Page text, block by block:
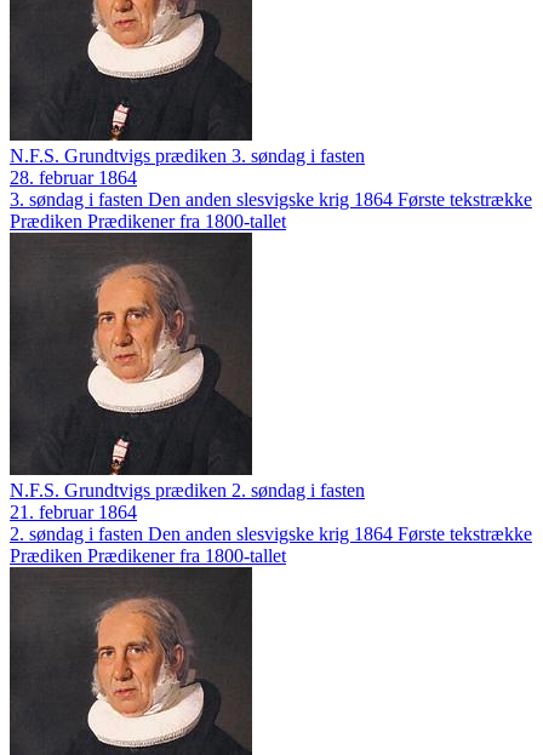
N.F.S. Grundtvigs prædiken 3. søndag i fasten
28. februar 1864
3. søndag i fasten Den anden slesvigske krig 1864 Første tekstrække
Prædiken Prædikener fra 1800-tallet
N.F.S. Grundtvigs prædiken 2. søndag i fasten
21. februar 1864
2. søndag i fasten Den anden slesvigske krig 1864 Første tekstrække
Prædiken Prædikener fra 1800-tallet